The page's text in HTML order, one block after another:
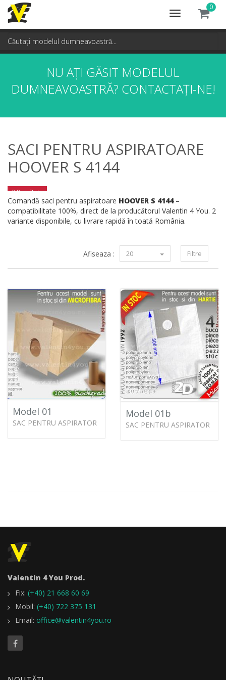
Toggle
navigation
0
NU AȚI GĂSIT MODELUL
DUMNEAVOASTRĂ? CONTACTAȚI-NE!
SACI PENTRU ASPIRATOARE
HOOVER S 4144
2 Rezultate
Comandă saci pentru aspiratoare HOOVER S 4144–
compatibilitate 100%, direct de la producătorul Valentin 4 You. 2
variante disponibile, cu livrare rapidă în toată România.
Filtre
Afiseaza : 20
Model 01
SAC PENTRU ASPIRATOR
Model 01b
SAC PENTRU ASPIRATOR
Valentin 4 You Prod.
Fix: (+40) 21 668 60 69
Mobil: (+40) 722 375 131
Email: office@valentin4you.ro